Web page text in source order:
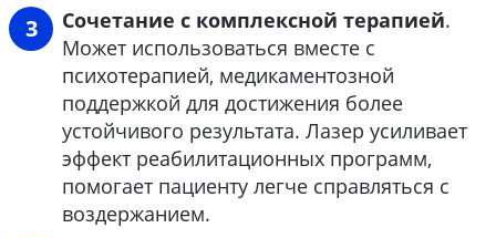
Сочетание с комплексной терапией.
Может использоваться вместе с
психотерапией, медикаментозной
поддержкой для достижения более
устойчивого результата. Лазер усиливает
эффект реабилитационных программ,
помогает пациенту легче справляться с
воздержанием.